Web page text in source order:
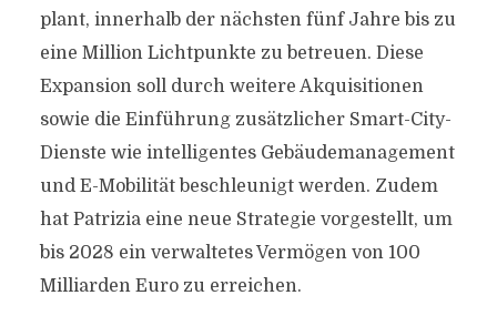
plant, innerhalb der nächsten fünf Jahre bis zu
eine Million Lichtpunkte zu betreuen. Diese
Expansion soll durch weitere Akquisitionen
sowie die Einführung zusätzlicher Smart-City-
Dienste wie intelligentes Gebäudemanagement
und E-Mobilität beschleunigt werden. Zudem
hat Patrizia eine neue Strategie vorgestellt, um
bis 2028 ein verwaltetes Vermögen von 100
Milliarden Euro zu erreichen.